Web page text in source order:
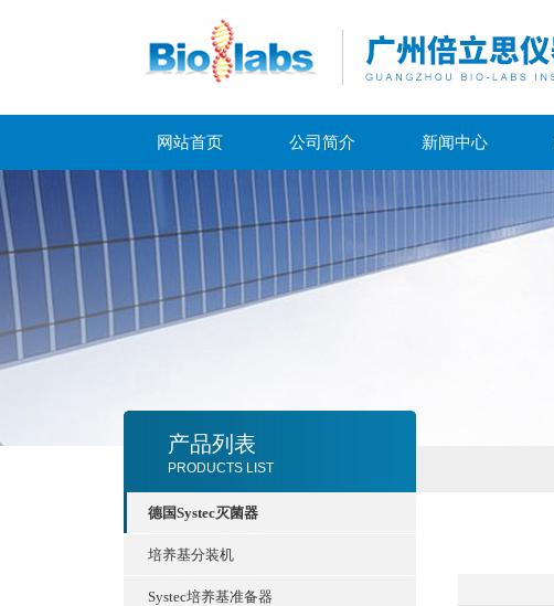
网站首页 公司简介 新闻中心
产品列表
PRODUCTS LIST
德国Systec灭菌器
培养基分装机
Systec培养基准备器